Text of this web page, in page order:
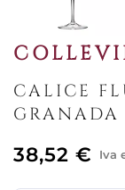
CALICE
GRANADA
38,52 € Iva